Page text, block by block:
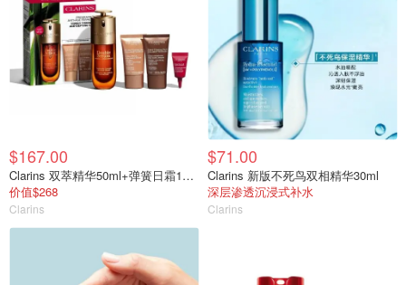
$167.00
Clarins 双萃精华50ml+弹簧日霜15ml+晚霜15ml+眼霜3ml
价值$268
Clarins
$71.00
Clarins 新版不死鸟双相精华30ml
深层渗透沉浸式补水
Clarins